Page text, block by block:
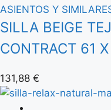
ASIENTOS Y
SILLA BEIGE
CONTRACT 61
131,88 €